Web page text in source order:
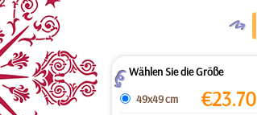
O
ZWählen Sie die Größe
49x49 cm
€23.70